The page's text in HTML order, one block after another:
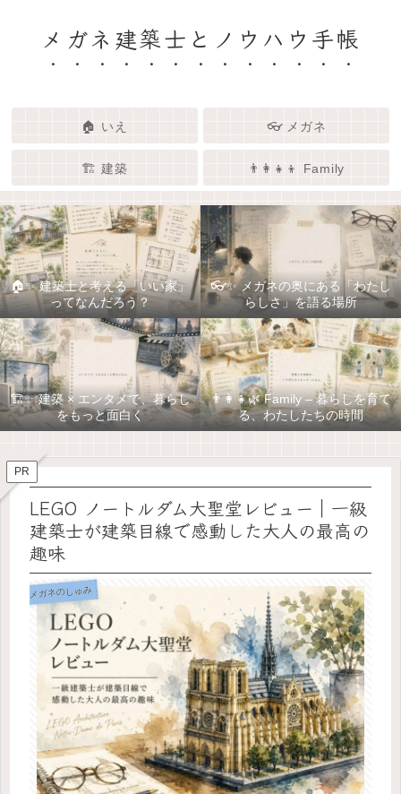
メガネ建築士とノウハウ手帳
🏠 いえ 👓 メガネ
🏗️ 建築 👨‍👩‍👧‍👦 Family
🏠✨ 建築士と考える「いい家」
ってなんだろう？
👓✨ メガネの奥にある「わたし
らしさ」を語る場所
🏗️✨ 建築 × エンタメで、暮らし
をもっと面白く
👨‍👩‍👧🌿 Family – 暮らしを育て
る、わたしたちの時間
PR
LEGO ノートルダム大聖堂レビュー｜一級
建築士が建築目線で感動した大人の最高の
趣味
メガネのしゅみ